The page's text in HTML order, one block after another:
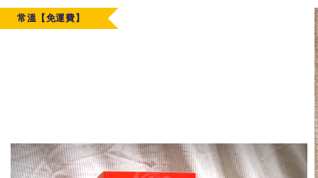
常溫【免運費】